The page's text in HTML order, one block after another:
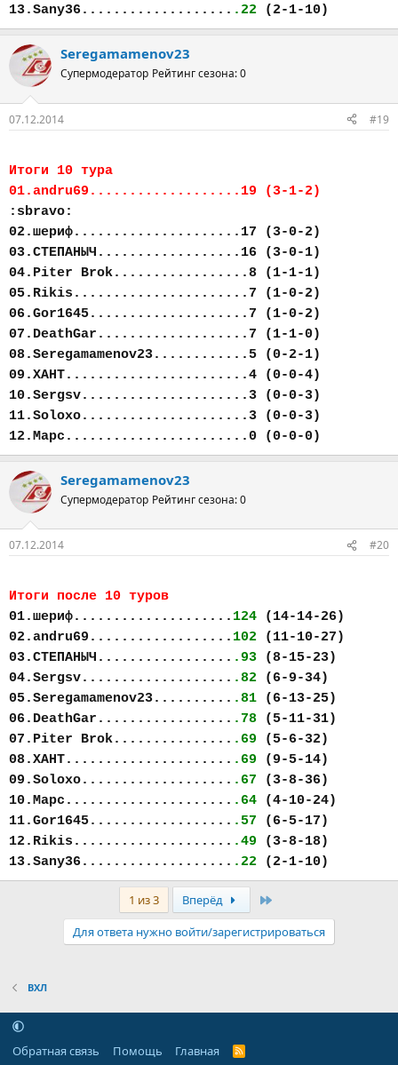
13.Sany36................... .22 (2-1-10)
Seregamamenov23
Супермодератор Рейтинг сезона: 0
07.12.2014 #19
Итоги 10 тура
01.andru69...................19 (3-1-2)
:sbravo:
02.шериф.....................17 (3-0-2)
03.СТЕПАНЫЧ..................16 (3-0-1)
04.Piter Brok.................8 (1-1-1)
05.Rikis......................7 (1-0-2)
06.Gor1645....................7 (1-0-2)
07.DeathGar...................7 (1-1-0)
08.Seregamamenov23............5 (0-2-1)
09.ХАНТ.......................4 (0-0-4)
10.Sergsv.....................3 (0-0-3)
11.Soloxo.....................3 (0-0-3)
12.Марс.......................0 (0-0-0)
Seregamamenov23
Супермодератор Рейтинг сезона: 0
07.12.2014 #20
Итоги после 10 туров
01.шериф.................... 124 (14-14-26)
02.andru69.................. 102 (11-10-27)
03.СТЕПАНЫЧ................. .93 (8-15-23)
04.Sergsv................... .82 (6-9-34)
05.Seregamamenov23.......... .81 (6-13-25)
06.DeathGar................. .78 (5-11-31)
07.Piter Brok............... .69 (5-6-32)
08.ХАНТ..................... .69 (9-5-14)
09.Soloxo................... .67 (3-8-36)
10.Марс..................... .64 (4-10-24)
11.Gor1645.................. .57 (6-5-17)
12.Rikis.................... .49 (3-8-18)
13.Sany36................... .22 (2-1-10)
1 из 3 Вперёд
Для ответа нужно войти/зарегистрироваться
ВХЛ
Обратная связь Помощь Главная
R